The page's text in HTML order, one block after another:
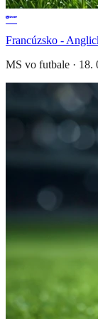
Francúzsko -
MS vo futbale · 18.